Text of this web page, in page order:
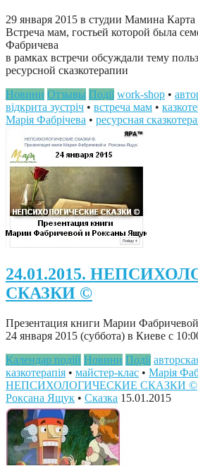
29 января 2015 в студии Мамина Карта
Встреча мам, гостьей которой была
Фабричева
в рамках встречи обсуждали тему
ресурсной сказкотерапии
Новини Отзывы Події work-shop •
відкрита зустріч • встреча мам •
Марія Фабрічева • ресурсная
24.01.2015.
СКАЗКИ ©
Презентация книги Марии
24 января 2015 (суббота) в Киеве с
Календар подій Новини Події
казкотерапія • майстер-клас • Марія
НЕПСИХОЛОГИЧЕСКИЕ СКАЗКИ ©
Роксана Ящук • Сказка 15.01.2015